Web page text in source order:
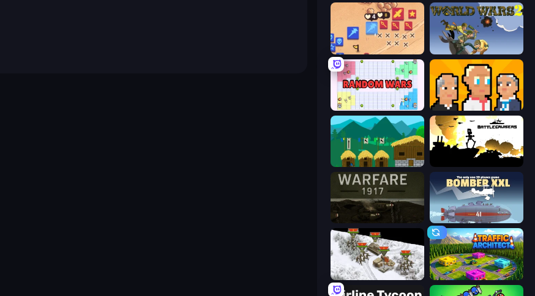
World Wars 2
Random Wars President Simulator
A Castle for Trolls
Warfare 1917 Bomber XXL
1941 Frozen Front Traffic Architect